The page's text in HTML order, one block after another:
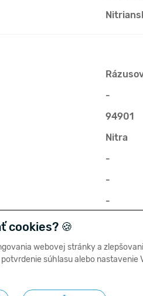
-
94901
Nitra
-
-
-
cookies? 🍪
webovej stránky a
súhlasu alebo nastavenie